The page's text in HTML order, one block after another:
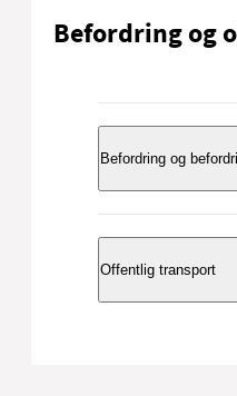
Befordring og
Befordring og
Hovedreglen er,
betaler din
Offentlig transport